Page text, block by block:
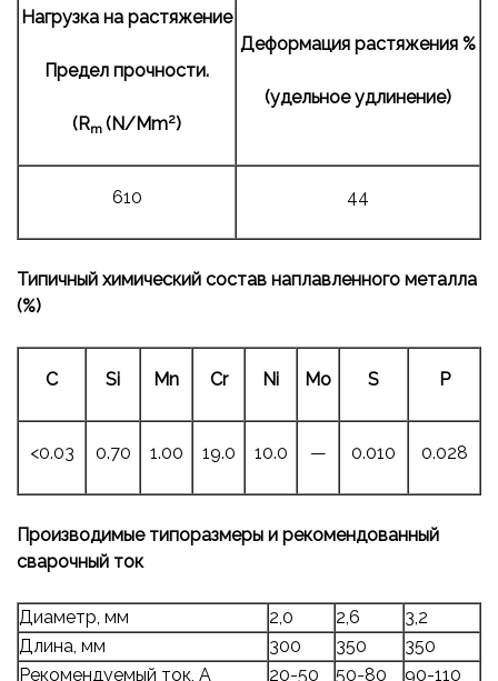
Нагрузка на растяжение
Предел прочности.
(Rm (N/Mm2)
Деформация растяжения %
(удельноеудлинение)
610 44
Типичный химический состав наплавленного металла
(%)
C Si Mn Cr Ni Mo S P
<0.03 0.70 1.00 19.0 10.0 — 0.010 0.028
Производимые типоразмеры и рекомендованный
сварочный ток
Диаметр, мм 2,0 2,6
3,2
Длина, мм
300 350
350
Рекомендуемый ток, А
20-50 50-80 90-110